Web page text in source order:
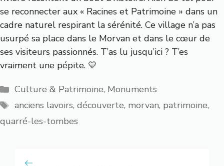
se reconnecter aux « Racines et Patrimoine » dans un
cadre naturel respirant la sérénité. Ce village n’a pas
usurpé sa place dans le Morvan et dans le cœur de
ses visiteurs passionnés. T’as lu jusqu’ici ? T’es
vraiment une pépite. 💛
Catégories
Culture & Patrimoine, Monuments
Étiquettes
anciens lavoirs, découverte, morvan, patrimoine,
quarré-les-tombes